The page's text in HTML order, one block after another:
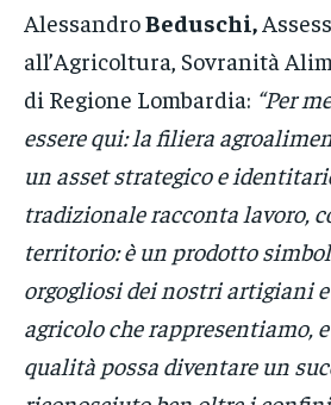
AlessandroBeduschi,
all’Agricoltura, Sovranità
di Regione Lombardia: “Per
essere qui: la filiera
un asset strategico e
tradizionale racconta lavoro,
territorio: è un prodotto
orgogliosi dei nostri artigiani
agricolo che rappresentiamo,
qualità possa diventare un